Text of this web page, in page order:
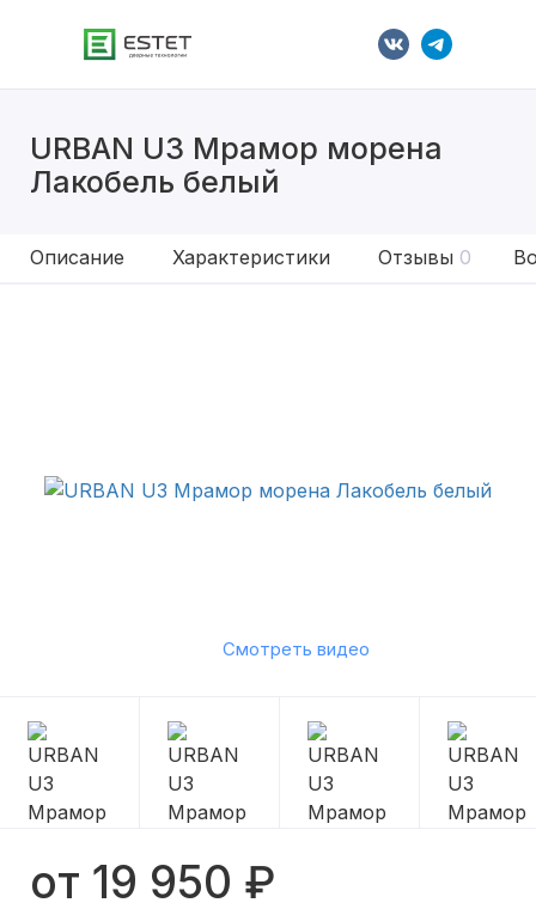
URBAN U3 Мрамор морена
Лакобель белый
Описание Характеристики Отзывы 0
Смотреть видео
от 19 950 ₽